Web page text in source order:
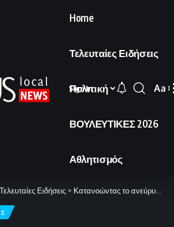
Home
Τελευταίες Ειδήσεις
Πολιτική
ΒΟΥΛΕΥΤΙΚΕΣ 2026
Αθλητισμός
Sign In
Font
Aa
Τελευταίες Ειδήσεις > Κατανοώντας το ανεύρυσμα εγκεφάλου